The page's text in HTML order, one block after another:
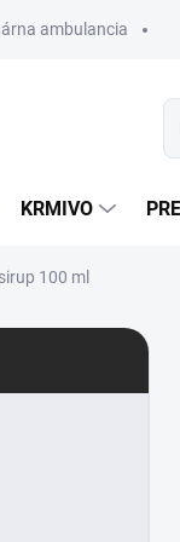
ambulancia
KRMIVO
100 ml